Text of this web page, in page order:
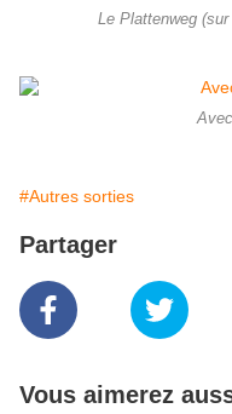
Le Plattenweg
#Autres sorties
Partager
Vous aimerez